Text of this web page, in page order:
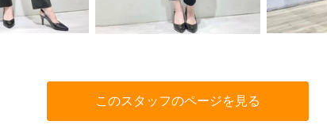
このスタッフのページを見る